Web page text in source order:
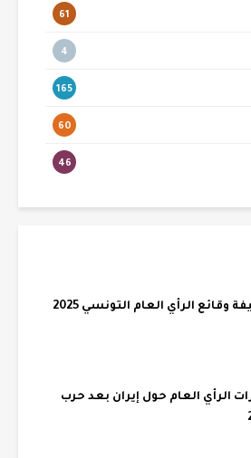
61
4
165
60
46
وقائع الرأي العام التونسي 2025
الرأي العام حول إيران بعد حرب